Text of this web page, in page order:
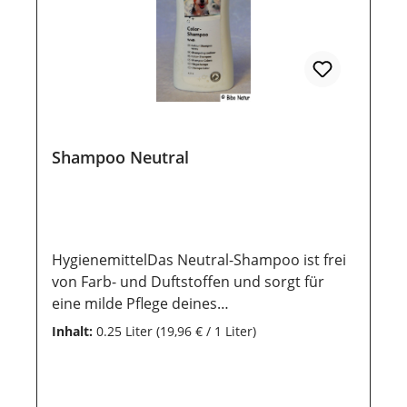
Shampoo Neutral
HygienemittelDas Neutral-Shampoo ist frei
von Farb- und Duftstoffen und sorgt für
eine milde Pflege deines
Hundes.AnwendungDas Shampoo sparsam
Inhalt: 0.25 Liter (19,96 € / 1 Liter)